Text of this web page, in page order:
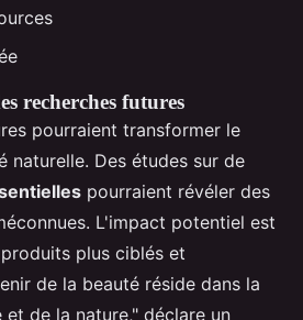
recherches futures
pourraient transformer le
naturelle. Des études sur de
pourraient révéler des
L'impact potentiel est
plus ciblés et
de la beauté réside dans la
de la nature," déclare un